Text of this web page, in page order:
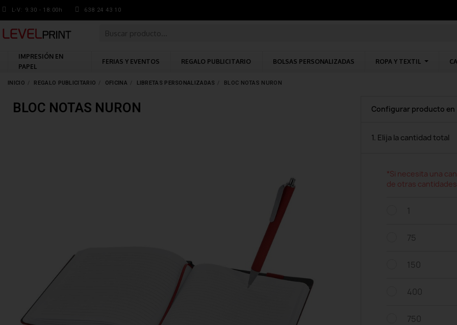
L-V: 9.30 - 18:00h 638 24 43 10
IMPRESIÓN EN
PAPEL
FERIAS Y EVENTOS REGALO PUBLICITARIO BOLSAS PERSONALIZADAS ROPA Y TEXTIL
INICIO REGALO PUBLICITARIO OFICINA LIBRETAS PERSONALIZADAS BLOC NOTAS NURON
BLOC NOTAS NURON Configurar producto en
1. Elija la cantidad total
*Si necesita una
de otras
1
75
150
400
750